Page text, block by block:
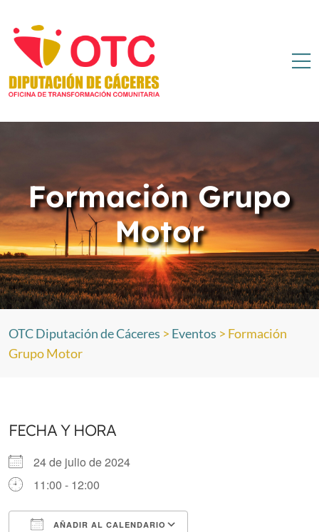
Formación Grupo
Motor
OTC Diputación de Cáceres > Eventos > Formación
Grupo Motor
FECHA Y HORA
24 de julio de 2024
11:00 - 12:00
AÑADIR AL CALENDARIO